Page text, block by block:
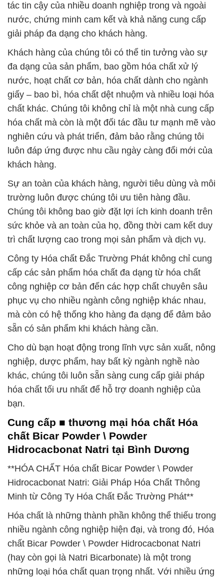
tác tin cậy của nhiều doanh nghiệp trong và ngoài
nước, chứng minh cam kết và khả năng cung cấp
giải pháp đa dạng cho khách hàng.
Khách hàng của chúng tôi có thể tin tưởng vào sự
đa dạng của sản phẩm, bao gồm hóa chất xử lý
nước, hoạt chất cơ bản, hóa chất dành cho ngành
giấy – bao bì, hóa chất dệt nhuộm và nhiều loại hóa
chất khác. Chúng tôi không chỉ là một nhà cung cấp
hóa chất mà còn là một đối tác đầu tư mạnh mẽ vào
nghiên cứu và phát triển, đảm bảo rằng chúng tôi
luôn đáp ứng được nhu cầu ngày càng đổi mới của
khách hàng.
Sự an toàn của khách hàng, người tiêu dùng và môi
trường luôn được chúng tôi ưu tiên hàng đầu.
Chúng tôi không bao giờ đặt lợi ích kinh doanh trên
sức khỏe và an toàn của họ, đồng thời cam kết duy
trì chất lượng cao trong mọi sản phẩm và dịch vụ.
Công ty Hóa chất Đắc Trường Phát không chỉ cung
cấp các sản phẩm hóa chất đa dạng từ hóa chất
công nghiệp cơ bản đến các hợp chất chuyên sâu
phục vụ cho nhiều ngành công nghiệp khác nhau,
mà còn có hệ thống kho hàng đa dạng để đảm bảo
sẵn có sản phẩm khi khách hàng cần.
Cho dù bạn hoạt động trong lĩnh vực sản xuất, nông
nghiệp, dược phẩm, hay bất kỳ ngành nghề nào
khác, chúng tôi luôn sẵn sàng cung cấp giải pháp
hóa chất tối ưu nhất để hỗ trợ doanh nghiệp của
bạn.
Cung cấp ■ thương mại hóa chất Hóa
chất Bicar Powder \ Powder
Hidrocacbonat Natri tại Bình Dương
**HÓA CHẤT Hóa chất Bicar Powder \ Powder
Hidrocacbonat Natri: Giải Pháp Hóa Chất Thông
Minh từ Công Ty Hóa Chất Đắc Trường Phát**
Hóa chất là những thành phần không thể thiếu trong
nhiều ngành công nghiệp hiện đại, và trong đó, Hóa
chất Bicar Powder \ Powder Hidrocacbonat Natri
(hay còn gọi là Natri Bicarbonate) là một trong
những loại hóa chất quan trọng nhất. Với nhiều ứng